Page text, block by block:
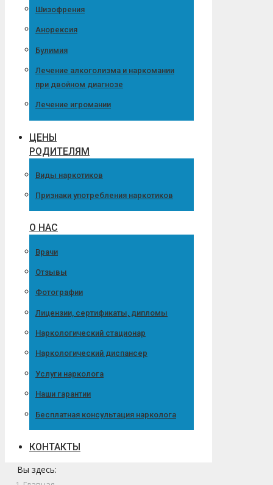
Шизофрения
Анорексия
Булимия
Лечение алкоголизма и наркомании
при двойном диагнозе
Лечение игромании
ЦЕНЫ
РОДИТЕЛЯМ
Виды наркотиков
Признаки употребления наркотиков
О НАС
Врачи
Отзывы
Фотографии
Лицензии, сертификаты, дипломы
Наркологический стационар
Наркологический диспансер
Услуги нарколога
Наши гарантии
Бесплатная консультация нарколога
КОНТАКТЫ
Вы здесь: